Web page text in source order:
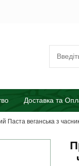
Доставка та
Паста веганська з